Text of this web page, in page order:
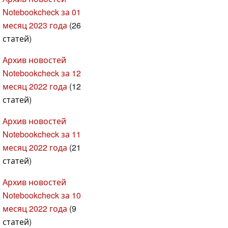
Notebookcheck за 01
месяц 2023 года (26
статей)
Архив новостей
Notebookcheck за 12
месяц 2022 года (12
статей)
Архив новостей
Notebookcheck за 11
месяц 2022 года (21
статей)
Архив новостей
Notebookcheck за 10
месяц 2022 года (9
статей)